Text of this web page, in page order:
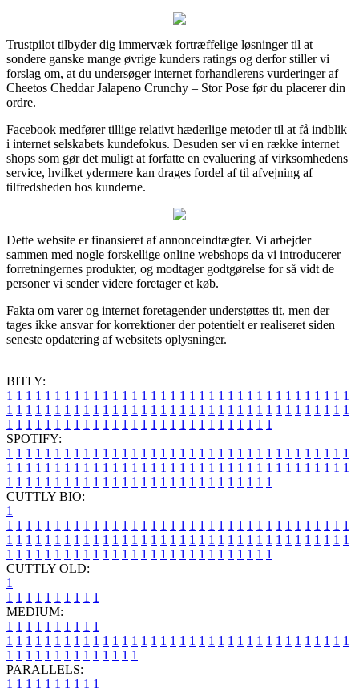
Trustpilot tilbyder dig immervæk fortræffelige løsninger til at
sondere ganske mange øvrige kunders ratings og derfor stiller vi
forslag om, at du undersøger internet forhandlerens vurderinger af
Cheetos Cheddar Jalapeno Crunchy – Stor Pose før du placerer din
ordre.
Facebook medfører tillige relativt hæderlige metoder til at få indblik
i internet selskabets kundefokus. Desuden ser vi en række internet
shops som gør det muligt at forfatte en evaluering af virksomhedens
service, hvilket ydermere kan drages fordel af til afvejning af
tilfredsheden hos kunderne.
Dette website er finansieret af annonceindtægter. Vi arbejder
sammen med nogle forskellige online webshops da vi introducerer
forretningernes produkter, og modtager godtgørelse for så vidt de
personer vi sender videre foretager et køb.
Fakta om varer og internet foretagender understøttes tit, men der
tages ikke ansvar for korrektioner der potentielt er realiseret siden
seneste opdatering af websitets oplysninger.
BITLY:
1 1 1 1 1 1 1 1 1 1 1 1 1 1 1 1 1 1 1 1 1 1 1 1 1 1 1 1 1 1 1 1 1 1 1 1
1 1 1 1 1 1 1 1 1 1 1 1 1 1 1 1 1 1 1 1 1 1 1 1 1 1 1 1 1 1 1 1 1 1 1 1
1 1 1 1 1 1 1 1 1 1 1 1 1 1 1 1 1 1 1 1 1 1 1 1 1 1 1 1
SPOTIFY:
1 1 1 1 1 1 1 1 1 1 1 1 1 1 1 1 1 1 1 1 1 1 1 1 1 1 1 1 1 1 1 1 1 1 1 1
1 1 1 1 1 1 1 1 1 1 1 1 1 1 1 1 1 1 1 1 1 1 1 1 1 1 1 1 1 1 1 1 1 1 1 1
1 1 1 1 1 1 1 1 1 1 1 1 1 1 1 1 1 1 1 1 1 1 1 1 1 1 1 1
CUTTLY BIO:
1
1 1 1 1 1 1 1 1 1 1 1 1 1 1 1 1 1 1 1 1 1 1 1 1 1 1 1 1 1 1 1 1 1 1 1 1
1 1 1 1 1 1 1 1 1 1 1 1 1 1 1 1 1 1 1 1 1 1 1 1 1 1 1 1 1 1 1 1 1 1 1 1
1 1 1 1 1 1 1 1 1 1 1 1 1 1 1 1 1 1 1 1 1 1 1 1 1 1 1 1
CUTTLY OLD:
1
1 1 1 1 1 1 1 1 1 1
MEDIUM:
1 1 1 1 1 1 1 1 1 1
1 1 1 1 1 1 1 1 1 1 1 1 1 1 1 1 1 1 1 1 1 1 1 1 1 1 1 1 1 1 1 1 1 1 1 1
1 1 1 1 1 1 1 1 1 1 1 1 1 1
PARALLELS:
1 1 1 1 1 1 1 1 1 1